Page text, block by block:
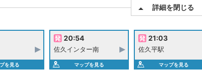
詳細を閉じる
を見る
20:54
佐久インター南
マップを見る
21:03
佐久平駅
マップを見る